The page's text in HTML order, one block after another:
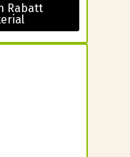
Rabatt